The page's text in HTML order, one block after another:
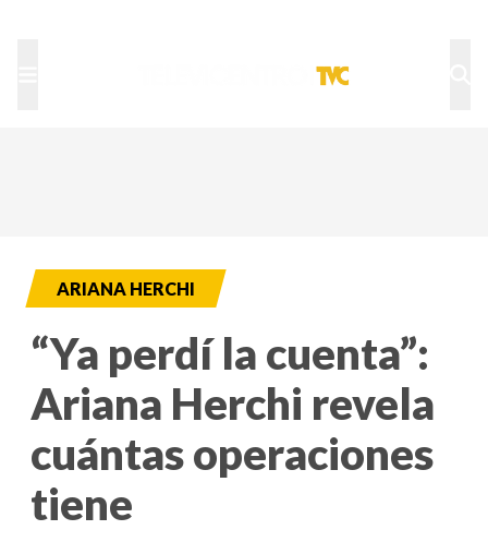
ARIANA HERCHI
“Ya perdí la cuenta”:
Ariana Herchi revela
cuántas operaciones
tiene